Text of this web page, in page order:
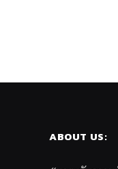
ABOUT US: